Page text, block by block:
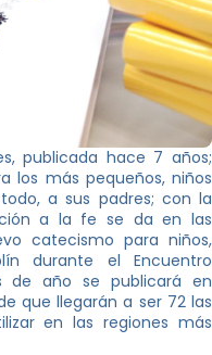
publicada hace 7 años;
los más pequeños, niños
a sus padres; con la
a la fe se da en las
catecismo para niños,
durante el Encuentro
de año se publicará en
que llegarán a ser 72 las
en las regiones más